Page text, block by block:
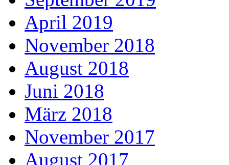
April 2019
November 2018
August 2018
Juni 2018
März 2018
November 2017
August 2017